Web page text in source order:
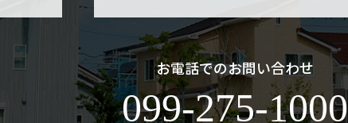
お電話でのお問い合わせ
099-275-1000